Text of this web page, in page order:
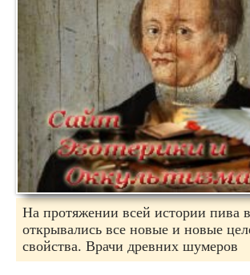
На протяжении всей истории пива
открывались все новые и новые
свойства. Врачи древних шумеров